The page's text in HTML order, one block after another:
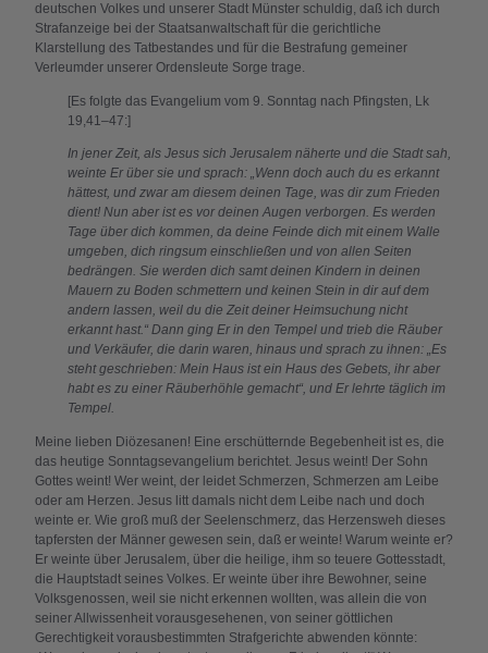
deutschen Volkes und unserer Stadt Münster schuldig, daß ich durch
Strafanzeige bei der Staatsanwaltschaft für die gerichtliche
Klarstellung des Tatbestandes und für die Bestrafung gemeiner
Verleumder unserer Ordensleute Sorge trage.
[Es folgte das Evangelium vom 9. Sonntag nach Pfingsten, Lk
19,41–47:]
In jener Zeit, als Jesus sich Jerusalem näherte und die Stadt sah,
weinte Er über sie und sprach: „Wenn doch auch du es erkannt
hättest, und zwar am diesem deinen Tage, was dir zum Frieden
dient! Nun aber ist es vor deinen Augen verborgen. Es werden
Tage über dich kommen, da deine Feinde dich mit einem Walle
umgeben, dich ringsum einschließen und von allen Seiten
bedrängen. Sie werden dich samt deinen Kindern in deinen
Mauern zu Boden schmettern und keinen Stein in dir auf dem
andern lassen, weil du die Zeit deiner Heimsuchung nicht
erkannt hast.“ Dann ging Er in den Tempel und trieb die Räuber
und Verkäufer, die darin waren, hinaus und sprach zu ihnen: „Es
steht geschrieben: Mein Haus ist ein Haus des Gebets, ihr aber
habt es zu einer Räuberhöhle gemacht“, und Er lehrte täglich im
Tempel.
Meine lieben Diözesanen! Eine erschütternde Begebenheit ist es, die
das heutige Sonntagsevangelium berichtet. Jesus weint! Der Sohn
Gottes weint! Wer weint, der leidet Schmerzen, Schmerzen am Leibe
oder am Herzen. Jesus litt damals nicht dem Leibe nach und doch
weinte er. Wie groß muß der Seelenschmerz, das Herzensweh dieses
tapfersten der Männer gewesen sein, daß er weinte! Warum weinte er?
Er weinte über Jerusalem, über die heilige, ihm so teuere Gottesstadt,
die Hauptstadt seines Volkes. Er weinte über ihre Bewohner, seine
Volksgenossen, weil sie nicht erkennen wollten, was allein die von
seiner Allwissenheit vorausgesehenen, von seiner göttlichen
Gerechtigkeit vorausbestimmten Strafgerichte abwenden könnte: